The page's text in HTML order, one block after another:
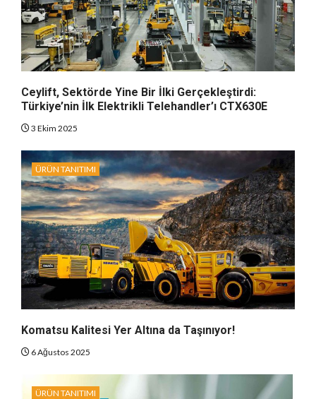
Ceylift, Sektörde Yine Bir İlki Gerçekleştirdi:
Türkiye’nin İlk Elektrikli Telehandler’ı CTX630E
3 Ekim 2025
ÜRÜN TANITIMI
Komatsu Kalitesi Yer Altına da Taşınıyor!
6 Ağustos 2025
ÜRÜN TANITIMI